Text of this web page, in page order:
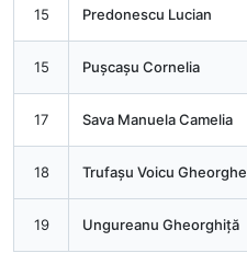
15 Predonescu Lucian
15 Pușcașu Cornelia
17 Sava Manuela Camelia
18 Trufașu Voicu Gheorghe
19 Ungureanu Gheorghiță